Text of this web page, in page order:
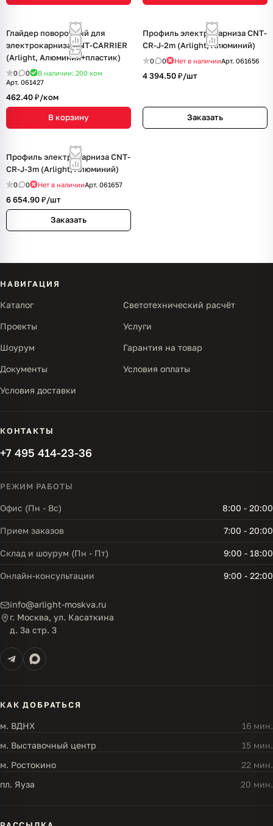
Глайдер поворотный для
электрокарниза CNT-CARRIER
(Arlight, Алюминий+пластик)
0 0 В наличии: 200 ком
Арт. 061427
462.40 ₽/ком
В корзину
Профиль электрокарниза CNT-
CR-J-2m (Arlight, Алюминий)
0 0 Нет в наличииАрт. 061656
4 394.50 ₽/шт
Заказать
Профиль электрокарниза CNT-
CR-J-3m (Arlight, Алюминий)
0 0 Нет в наличииАрт. 061657
6 654.90 ₽/шт
Заказать
НАВИГАЦИЯ
Каталог Светотехнический расчёт
Проекты Услуги
Шоурум Гарантия на товар
Документы Условия оплаты
Условия доставки
КОНТАКТЫ
+7 495 414-23-36
РЕЖИМ РАБОТЫ
Офис (Пн - Вс) 8:00 - 20:00
Прием заказов 7:00 - 20:00
Склад и шоурум (Пн - Пт) 9:00 - 18:00
Онлайн-консультации 9:00 - 22:00
info@arlight-moskva.ru
г. Москва, ул. Касаткина
д. 3а стр. 3
КАК ДОБРАТЬСЯ
м. ВДНХ
16 мин.
м. Выставочный центр
15 мин.
м. Ростокино
22 мин.
пл. Яуза
20 мин.